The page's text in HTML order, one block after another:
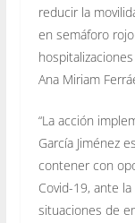
reducir la
en semáforo
Ana Miriam
“La acción
García Jiménez
contener con
Covid-19, ante
situaciones de